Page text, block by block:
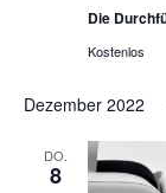
Die
Kostenlos
Dezember 2022
DO.
8